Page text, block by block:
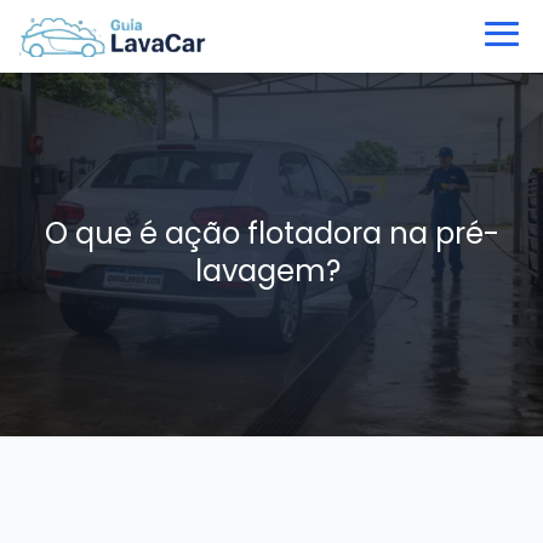
O que é ação flotadora na pré-
lavagem?